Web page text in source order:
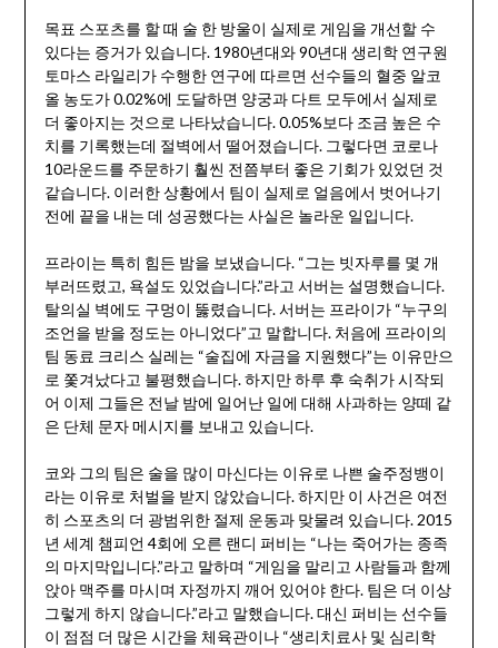
목표 스포츠를 할 때 술 한 방울이 실제로 게임을 개선할 수
있다는 증거가 있습니다. 1980년대와 90년대 생리학 연구원
토마스 라일리가 수행한 연구에 따르면 선수들의 혈중 알코
올 농도가 0.02%에 도달하면 양궁과 다트 모두에서 실제로
더 좋아지는 것으로 나타났습니다. 0.05%보다 조금 높은 수
치를 기록했는데 절벽에서 떨어졌습니다. 그렇다면 코로나
10라운드를 주문하기 훨씬 전쯤부터 좋은 기회가 있었던 것
같습니다. 이러한 상황에서 팀이 실제로 얼음에서 벗어나기
전에 끝을 내는 데 성공했다는 사실은 놀라운 일입니다.
프라이는 특히 힘든 밤을 보냈습니다. “그는 빗자루를 몇 개
부러뜨렸고, 욕설도 있었습니다.”라고 서버는 설명했습니다.
탈의실 벽에도 구멍이 뚫렸습니다. 서버는 프라이가 “누구의
조언을 받을 정도는 아니었다”고 말합니다. 처음에 프라이의
팀 동료 크리스 실레는 “술집에 자금을 지원했다”는 이유만으
로 쫓겨났다고 불평했습니다. 하지만 하루 후 숙취가 시작되
어 이제 그들은 전날 밤에 일어난 일에 대해 사과하는 양떼 같
은 단체 문자 메시지를 보내고 있습니다.
코와 그의 팀은 술을 많이 마신다는 이유로 나쁜 술주정뱅이
라는 이유로 처벌을 받지 않았습니다. 하지만 이 사건은 여전
히 스포츠의 더 광범위한 절제 운동과 맞물려 있습니다. 2015
년 세계 챔피언 4회에 오른 랜디 퍼비는 “나는 죽어가는 종족
의 마지막입니다.”라고 말하며 “게임을 말리고 사람들과 함께
앉아 맥주를 마시며 자정까지 깨어 있어야 한다. 팀은 더 이상
그렇게 하지 않습니다.”라고 말했습니다. 대신 퍼비는 선수들
이 점점 더 많은 시간을 체육관이나 “생리치료사 및 심리학